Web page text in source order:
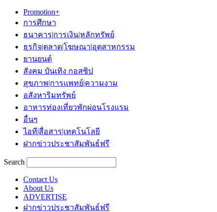
Promotion+
การศึกษา
ธนาคาร|การเงิน|หลักทรัพย์
ธุรกิจ|ตลาด|โฆษณา|อุตสาหกรรม
ยานยนต์
สังคม บันเทิง กอสซิป
สุขภาพ|การแพทย์|ความงาม
อสังหาริมทรัพย์
อาหารท่องเที่ยวพักผ่อนโรงแรม
อื่นๆ
ไอที|สื่อสาร|เทคโนโลยี
ฝากข่าวประชาสัมพันธ์ฟรี
Search
Contact Us
About Us
ADVERTISE
ฝากข่าวประชาสัมพันธ์ฟรี